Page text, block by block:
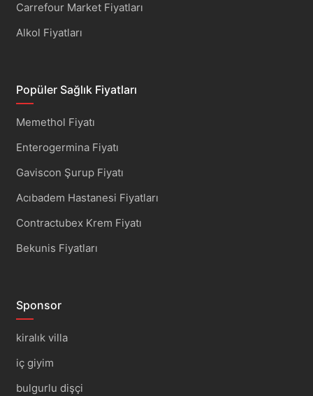
Carrefour Market Fiyatları
Alkol Fiyatları
Popüler Sağlık Fiyatları
Memethol Fiyatı
Enterogermina Fiyatı
Gaviscon Şurup Fiyatı
Acıbadem Hastanesi Fiyatları
Contractubex Krem Fiyatı
Bekunis Fiyatları
Sponsor
kiralık villa
iç giyim
bulgurlu dişçi